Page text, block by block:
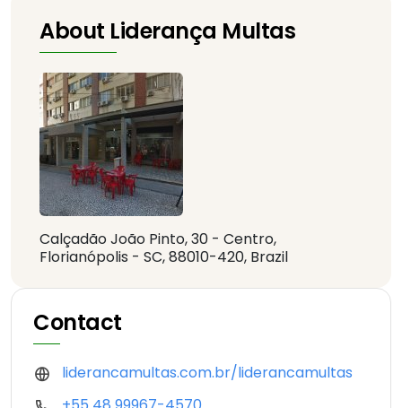
About Liderança Multas
Calçadão João Pinto, 30 - Centro,
Florianópolis - SC, 88010-420, Brazil
Contact
liderancamultas.com.br/liderancamultas